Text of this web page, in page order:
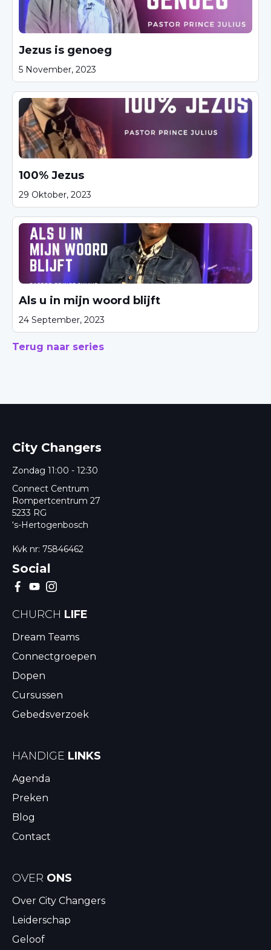
Jezus is genoeg
5 November, 2023
100% Jezus
29 Oktober, 2023
Als u in mijn woord blijft
24 September, 2023
Terug naar series
City Changers
Zondag 11:00 - 12:30
Connect Centrum
Rompertcentrum 27
5233 RG
‘s-Hertogenbosch
Kvk nr: 75846462
Social
CHURCH LIFE
Dream Teams
Connectgroepen
Dopen
Cursussen
Gebedsverzoek
HANDIGE LINKS
Agenda
Preken
Blog
Contact
OVER ONS
Over City Changers
Leiderschap
Geloof